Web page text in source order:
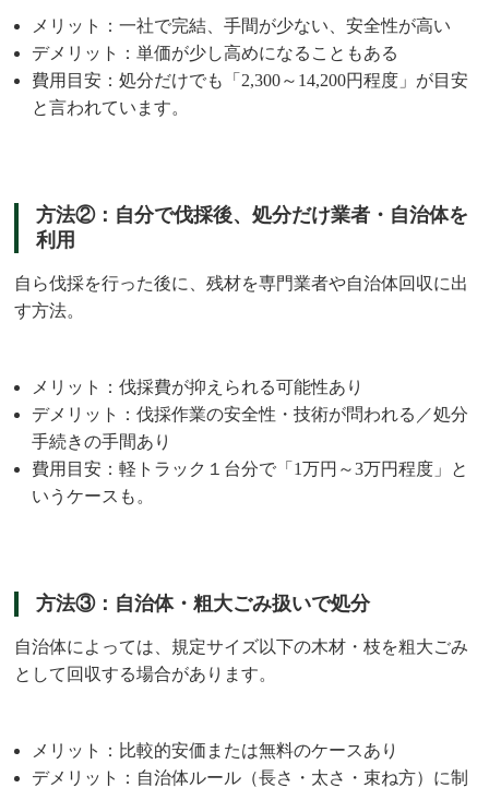
メリット：一社で完結、手間が少ない、安全性が高い
デメリット：単価が少し高めになることもある
費用目安：処分だけでも「2,300～14,200円程度」が目安
と言われています。
方法②：自分で伐採後、処分だけ業者・自治体を
利用
自ら伐採を行った後に、残材を専門業者や自治体回収に出
す方法。
メリット：伐採費が抑えられる可能性あり
デメリット：伐採作業の安全性・技術が問われる／処分
手続きの手間あり
費用目安：軽トラック１台分で「1万円～3万円程度」と
いうケースも。
方法③：自治体・粗大ごみ扱いで処分
自治体によっては、規定サイズ以下の木材・枝を粗大ごみ
として回収する場合があります。
メリット：比較的安価または無料のケースあり
デメリット：自治体ルール（長さ・太さ・束ね方）に制